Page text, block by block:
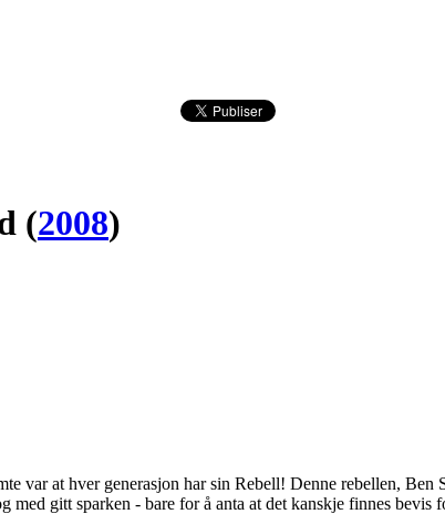
(2008)
var at hver generasjon har sin Rebell! Denne rebellen,
gitt sparken - bare for å anta at det kanskje finnes